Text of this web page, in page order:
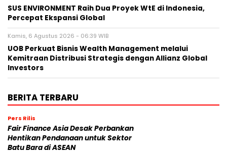
SUS ENVIRONMENT Raih Dua Proyek WtE di Indonesia,
Percepat Ekspansi Global
Kamis, 6 Agustus 2026 - 06:39 WIB
UOB Perkuat Bisnis Wealth Management melalui
Kemitraan Distribusi Strategis dengan Allianz Global
Investors
BERITA TERBARU
Pers Rilis
Fair Finance Asia Desak Perbankan
Hentikan Pendanaan untuk Sektor
Batu Bara di ASEAN